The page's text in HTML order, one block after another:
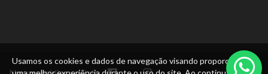
Usamos os cookies e dados de navegação visando proporcionar